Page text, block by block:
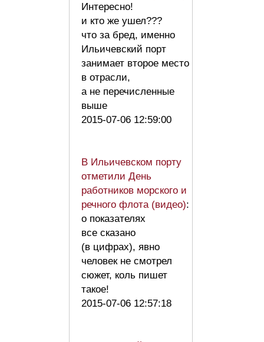
Интересно!
и кто же ушел???
что за бред, именно
Ильичевский порт
занимает второе место
в отрасли,
а не перечисленные
выше
2015-07-06 12:59:00
В Ильичевском порту
отметили День
работников морского и
речного флота (видео):
о показателях
все сказано
(в цифрах), явно
человек не смотрел
сюжет, коль пишет
такое!
2015-07-06 12:57:18